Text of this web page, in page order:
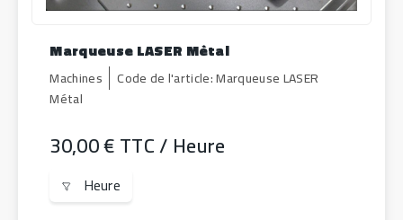
Marqueuse LASER Métal
Machines Code de l'article:Marqueuse LASER
Métal
Prix
30,00 €TTC/ Heure
Unités de mesure
Heure